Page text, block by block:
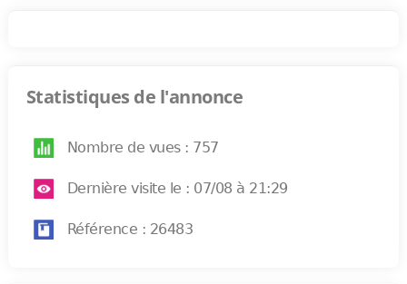
Statistiques de l'annonce
Nombre de vues : 757
Dernière visite le : 07/08 à 21:29
Référence : 26483